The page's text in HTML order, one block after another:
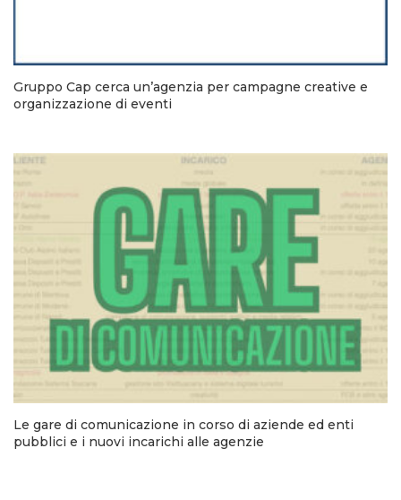
Gruppo Cap cerca un’agenzia per campagne creative e
organizzazione di eventi
Le gare di comunicazione in corso di aziende ed enti
pubblici e i nuovi incarichi alle agenzie